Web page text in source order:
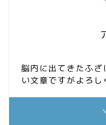
脳内に出てきたふ
い文章ですがよろし